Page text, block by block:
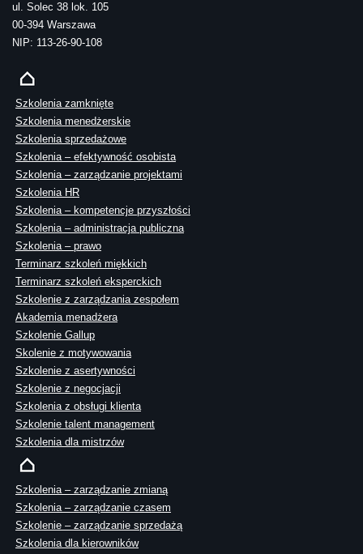
ul. Solec 38 lok. 105
00-394 Warszawa
NIP: 113-26-90-108
Szkolenia zamknięte
Szkolenia menedżerskie
Szkolenia sprzedażowe
Szkolenia – efektywność osobista
Szkolenia – zarządzanie projektami
Szkolenia HR
Szkolenia – kompetencje przyszłości
Szkolenia – administracja publiczna
Szkolenia – prawo
Terminarz szkoleń miękkich
Terminarz szkoleń eksperckich
Szkolenie z zarządzania zespołem
Akademia menadżera
Szkolenie Gallup
Skolenie z motywowania
Szkolenie z asertywności
Szkolenie z negocjacji
Szkolenia z obsługi klienta
Szkolenie talent management
Szkolenia dla mistrzów
Szkolenia – zarządzanie zmianą
Szkolenia – zarządzanie czasem
Szkolenie – zarządzanie sprzedażą
Szkolenia dla kierowników